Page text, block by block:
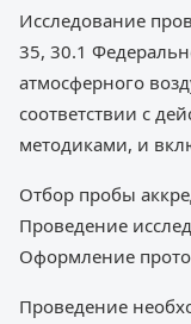
Исследование
35, 30.1
атмосферного
соответствии с
методиками, и
Отбор пробы
Проведение
Оформление
Проведение